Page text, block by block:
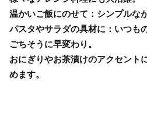
温かいご飯にのせて：シンプルな
パスタやサラダの具材に：いつも
ごちそうに早変わり。
おにぎりやお茶漬けのアクセント
めます。